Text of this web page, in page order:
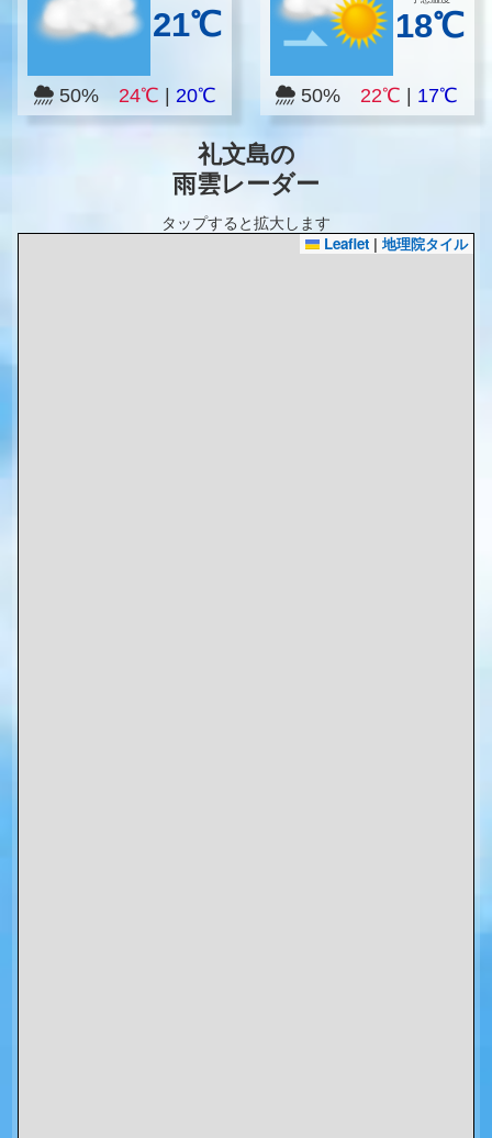
21℃
50% 24℃ 20℃
18℃
50% 22℃ 17℃
礼文島の
雨雲レーダー
タップすると拡大します
Leaflet | 地理院タイル